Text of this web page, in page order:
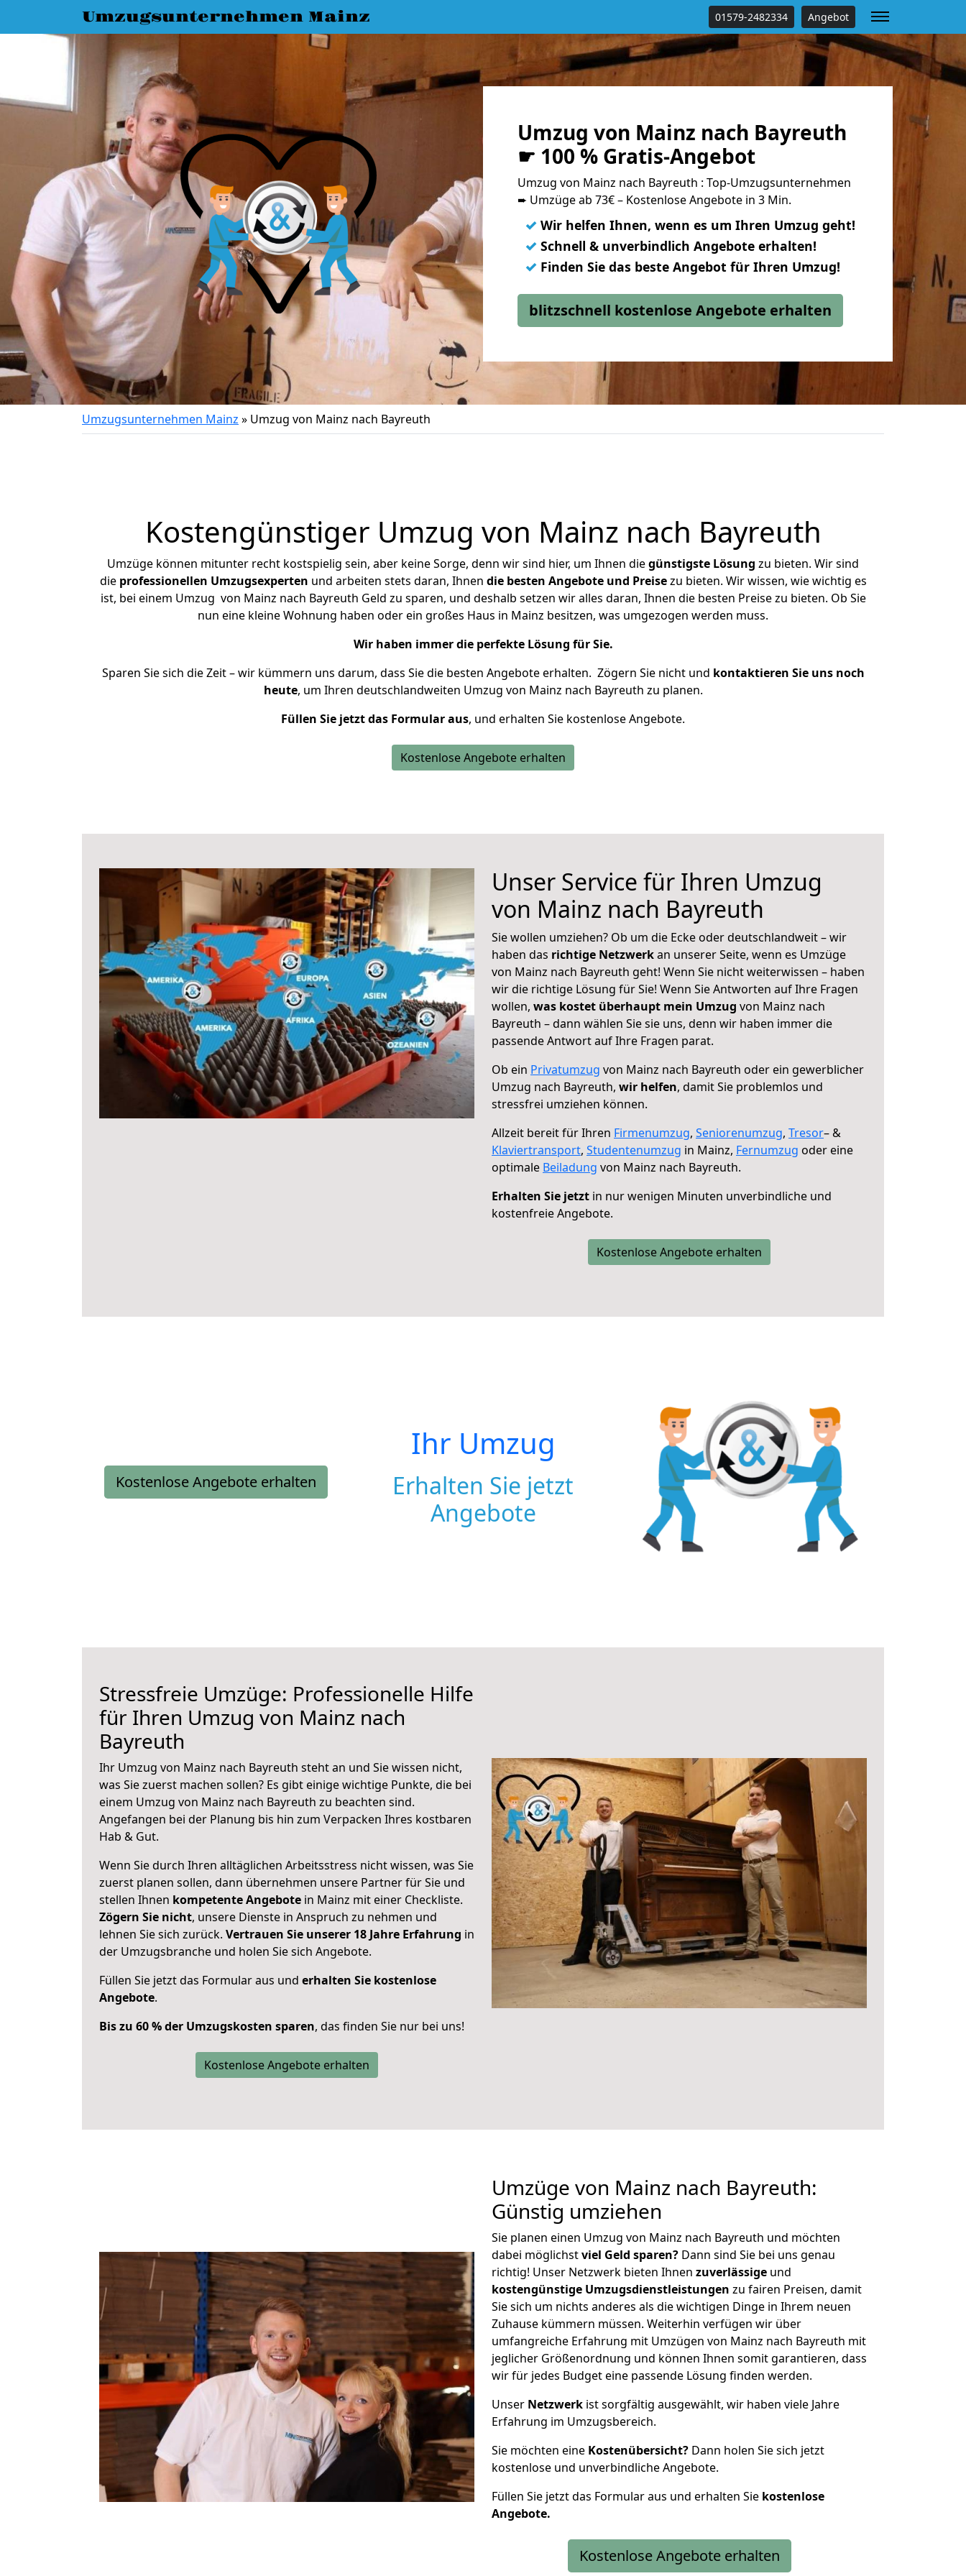
Umzugsunternehmen Mainz 01579-2482334 Angebot
Umzug von Mainz nach Bayreuth
☛ 100 % Gratis-Angebot
Umzug von Mainz nach Bayreuth : Top-Umzugsunternehmen
➨ Umzüge ab 73€ – Kostenlose Angebote in 3 Min.
✓ Wir helfen Ihnen, wenn es um Ihren Umzug geht!
✓ Schnell & unverbindlich Angebote erhalten!
✓ Finden Sie das beste Angebot für Ihren Umzug!
blitzschnell kostenlose Angebote erhalten
Umzugsunternehmen Mainz » Umzug von Mainz nach Bayreuth
Kostengünstiger Umzug von Mainz nach Bayreuth
Umzüge können mitunter recht kostspielig sein, aber keine Sorge, denn wir sind hier, um Ihnen diegünstigste Lösung zu bieten. Wir sind
die professionellen Umzugsexperten und arbeiten stets daran, Ihnen die besten Angebote und Preisezu bieten. Wir wissen, wie wichtig es
ist, bei einem Umzug von Mainz nach Bayreuth Geld zu sparen, und deshalb setzen wir alles daran, Ihnen die besten Preise zu bieten. Ob Sie
nun eine kleine Wohnung haben oder ein großes Haus in Mainz besitzen, was umgezogen werden muss.
Wir haben immer die perfekte Lösung für Sie.
Sparen Sie sich die Zeit – wir kümmern uns darum, dass Sie die besten Angebote erhalten. Zögern Sie nicht und kontaktieren Sie uns noch
heute, um Ihren deutschlandweiten Umzug von Mainz nach Bayreuth zu planen.
Füllen Sie jetzt das Formular aus, und erhalten Sie kostenlose Angebote.
Kostenlose Angebote erhalten
Unser Service für Ihren Umzug
von Mainz nach Bayreuth
Sie wollen umziehen? Ob um die Ecke oder deutschlandweit – wir
haben das richtige Netzwerkan unserer Seite, wenn es Umzüge
von Mainz nach Bayreuth geht! Wenn Sie nicht weiterwissen – haben
wir die richtige Lösung für Sie! Wenn Sie Antworten auf Ihre Fragen
wollen, was kostet überhaupt mein Umzug von Mainz nach
Bayreuth – dann wählen Sie sie uns, denn wir haben immer die
passende Antwort auf Ihre Fragen parat.
Ob ein Privatumzug von Mainz nach Bayreuth oder ein gewerblicher
Umzug nach Bayreuth, wir helfen, damit Sie problemlos und
stressfrei umziehen können.
Allzeit bereit für Ihren Firmenumzug, Seniorenumzug, Tresor– &
Klaviertransport, Studentenumzug in Mainz, Fernumzug oder eine
optimale Beiladung von Mainz nach Bayreuth.
Erhalten Sie jetzt in nur wenigen Minuten unverbindliche und
kostenfreie Angebote.
Kostenlose Angebote erhalten
Kostenlose Angebote erhalten
Ihr Umzug
Erhalten Sie jetzt
Angebote
Stressfreie Umzüge: Professionelle Hilfe
für Ihren Umzug von Mainz nach
Bayreuth
Ihr Umzug von Mainz nach Bayreuth steht an und Sie wissen nicht,
was Sie zuerst machen sollen? Es gibt einige wichtige Punkte, die bei
einem Umzug von Mainz nach Bayreuth zu beachten sind.
Angefangen bei der Planung bis hin zum Verpacken Ihres kostbaren
Hab & Gut.
Wenn Sie durch Ihren alltäglichen Arbeitsstress nicht wissen, was Sie
zuerst planen sollen, dann übernehmen unsere Partner für Sie und
stellen Ihnen kompetente Angebote in Mainz mit einer Checkliste.
Zögern Sie nicht, unsere Dienste in Anspruch zu nehmen und
lehnen Sie sich zurück. Vertrauen Sie unserer 18 Jahre Erfahrung in
der Umzugsbranche und holen Sie sich Angebote.
Füllen Sie jetzt das Formular aus und erhalten Sie kostenlose
Angebote.
Bis zu 60 % der Umzugskosten sparen, das finden Sie nur bei uns!
Kostenlose Angebote erhalten
Umzüge von Mainz nach Bayreuth:
Günstig umziehen
Sie planen einen Umzug von Mainz nach Bayreuth und möchten
dabei möglichstviel Geld sparen? Dann sind Sie bei uns genau
richtig! Unser Netzwerk bieten Ihnen zuverlässige und
kostengünstige Umzugsdienstleistungen zu fairen Preisen, damit
Sie sich um nichts anderes als die wichtigen Dinge in Ihrem neuen
Zuhause kümmern müssen. Weiterhin verfügen wir über
umfangreiche Erfahrung mit Umzügen von Mainz nach Bayreuth mit
jeglicher Größenordnung und können Ihnen somit garantieren, dass
wir für jedes Budget eine passende Lösung finden werden.
Unser Netzwerk ist sorgfältig ausgewählt, wir haben viele Jahre
Erfahrung im Umzugsbereich.
Sie möchten eine Kostenübersicht? Dann holen Sie sich jetzt
kostenlose und unverbindliche Angebote.
Füllen Sie jetzt das Formular aus und erhalten Sie kostenlose
Angebote.
Kostenlose Angebote erhalten